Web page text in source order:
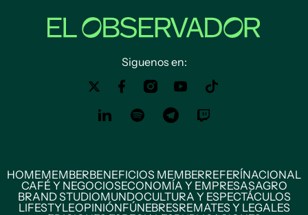
Siguenos en:
HOMEMEMBERBENEFICIOS MEMBERREFERÍNACIONAL
CAFÉ Y NEGOCIOSECONOMÍA Y EMPRESASAGRO
BRAND STUDIOMUNDOCULTURA Y ESPECTÁCULOS
LIFESTYLEOPINIÓNFÚNEBRESREMATES Y LEGALES